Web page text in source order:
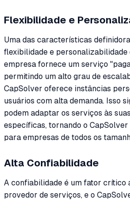
Flexibilidade e
Uma das características
flexibilidade e personalizabilidade
empresa fornece um serviço
permitindo um alto grau de
CapSolver oferece instâncias
usuários com alta demanda. Isso
podem adaptar os serviços às
específicas, tornando o
para empresas de todos os
Alta Confiabilidade
A confiabilidade é um fator crítico
provedor de serviços, e o